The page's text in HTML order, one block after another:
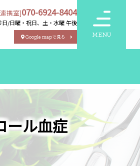
携室]070-6924-8404
日/日曜・祝日、土・水曜 午後
Google mapで見る MENU
ール血症